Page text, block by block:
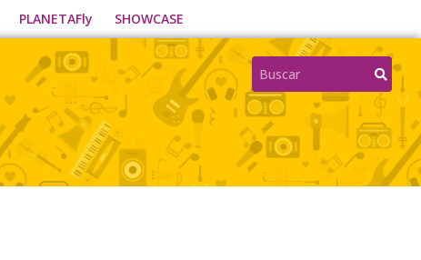
PLANETAFly SHOWCASE